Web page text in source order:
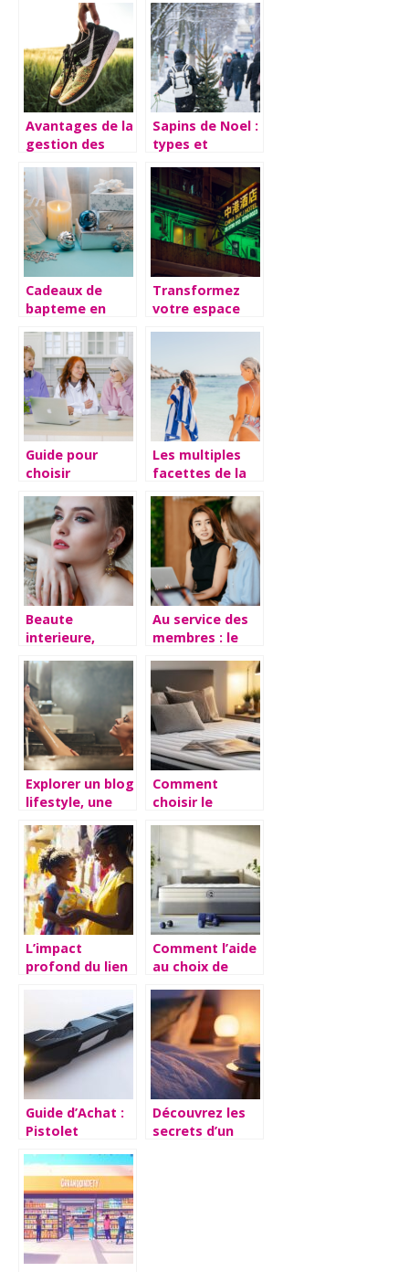
des bermudas
et des shorts
Avantages de la
gestion des
chaussures
Sapins de Noel :
types et
Cadeaux de
bapteme en
avantages et
conseils a
suivre lors du
choix
Transformez
votre espace
neon
personnalisees
Guide pour
choisir
ideal pour un
senior debutant
Les multiples
facettes de la
hammam a la
plage
Beaute
interieure,
exterieure :
Trouver un
equilibre
harmonieux
Au service des
membres : le
des banques
mutualistes
Explorer un blog
lifestyle, une
d’inspiration
quotidienne
Comment
choisir le
matelas 140×190
pour un
sommeil
réparateur
L’impact
profond du lien
développement
personnel
Comment l’aide
au choix de
transformer
votre
récupération
sportive
Guide d’Achat :
Pistolet
Lampe –
Caracteristiques
et Avis Clients
Découvrez les
secrets d’un